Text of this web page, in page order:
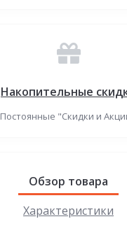
Накопительные
Постоянные "Скидки и
Обзор товара
Характеристики